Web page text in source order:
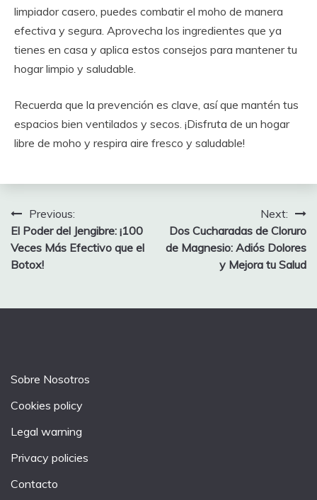
limpiador casero, puedes combatir el moho de manera
efectiva y segura. Aprovecha los ingredientes que ya
tienes en casa y aplica estos consejos para mantener tu
hogar limpio y saludable.
Recuerda que la prevención es clave, así que mantén tus
espacios bien ventilados y secos. ¡Disfruta de un hogar
libre de moho y respira aire fresco y saludable!
Post
navigation
Previous:
El Poder del Jengibre: ¡100
Veces Más Efectivo que el
Botox!
Next:
Dos Cucharadas de Cloruro
de Magnesio: Adiós Dolores
y Mejora tu Salud
Sobre Nosotros
Cookies policy
Legal warning
Privacy policies
Contacto